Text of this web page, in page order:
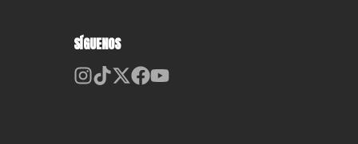
SÍGUENOS